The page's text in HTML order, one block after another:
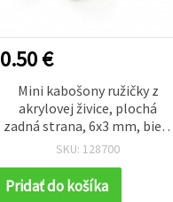
0.50 €
Mini kabošony ružičky z
akrylovej živice, plochá
zadná strana, 6x3 mm, biele
– na šperky, dekorácie,
ks
SKU: 128700
Pridať do košíka